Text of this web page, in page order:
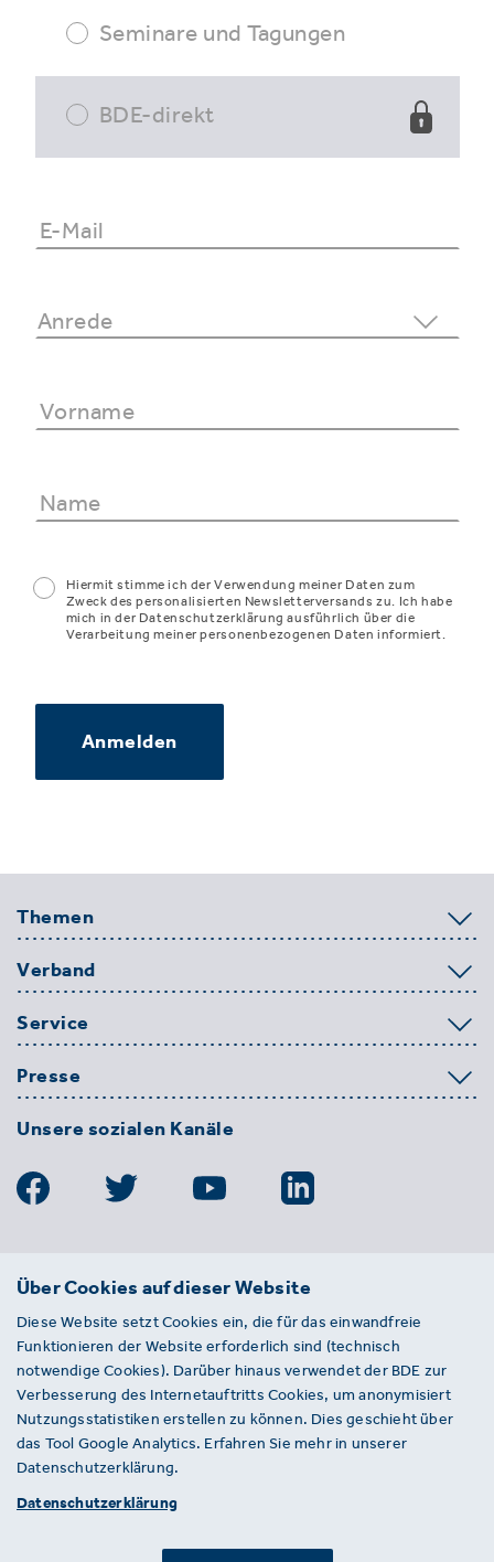
Seminare und Tagungen
BDE-direkt
Hiermit stimme ich der Verwendung meiner Daten zum
Zweck des personalisierten Newsletterversands zu. Ich habe
mich in der Datenschutzerklärung ausführlich über die
Verarbeitung meiner personenbezogenen Daten informiert.
Anmelden
Themen
Verband
Service
Presse
Unsere sozialen Kanäle
BDE
Entsorgungs-, Wasser- und
Kreislaufwirtschaft e. V.
Von-der-Heydt-Straße 2
D 10785 Berlin
Sie haben einen Fehler auf unserer Website
gefunden? Ihnen ist ein defekter Link
aufgefallen? Wir freuen uns über Ihren
Über Cookies auf dieser Website
Diese Website setzt Cookies ein, die für das einwandfreie
Funktionieren der Website erforderlich sind (technisch
notwendige Cookies). Darüber hinaus verwendet der BDE zur
Verbesserung des Internetauftritts Cookies, um anonymisiert
Nutzungsstatistiken erstellen zu können. Dies geschieht über
das Tool Google Analytics. Erfahren Sie mehr in unserer
Datenschutzerklärung.
Datenschutzerklärung